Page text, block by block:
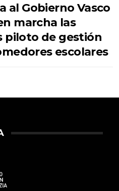
al Gobierno Vasco
marcha las
piloto de gestión
escolares